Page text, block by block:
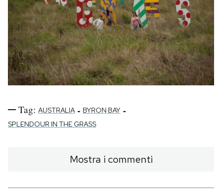
Tag: AUSTRALIA - BYRON BAY -
SPLENDOUR IN THE GRASS
Mostra i commenti